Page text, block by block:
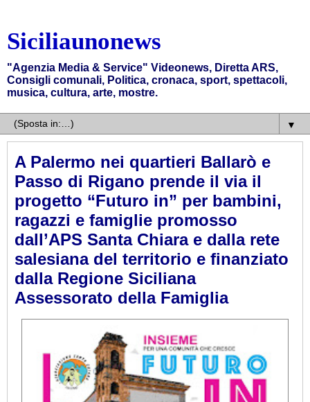
Siciliaunonews
"Agenzia Media & Service" Videonews, Diretta ARS,
Consigli comunali, Politica, cronaca, sport, spettacoli,
musica, cultura, arte, mostre.
▼
A Palermo nei quartieri Ballarò e
Passo di Rigano prende il via il
progetto “Futuro in” per bambini,
ragazzi e famiglie promosso
dall’APS Santa Chiara e dalla rete
salesiana del territorio e finanziato
dalla Regione Siciliana
Assessorato della Famiglia